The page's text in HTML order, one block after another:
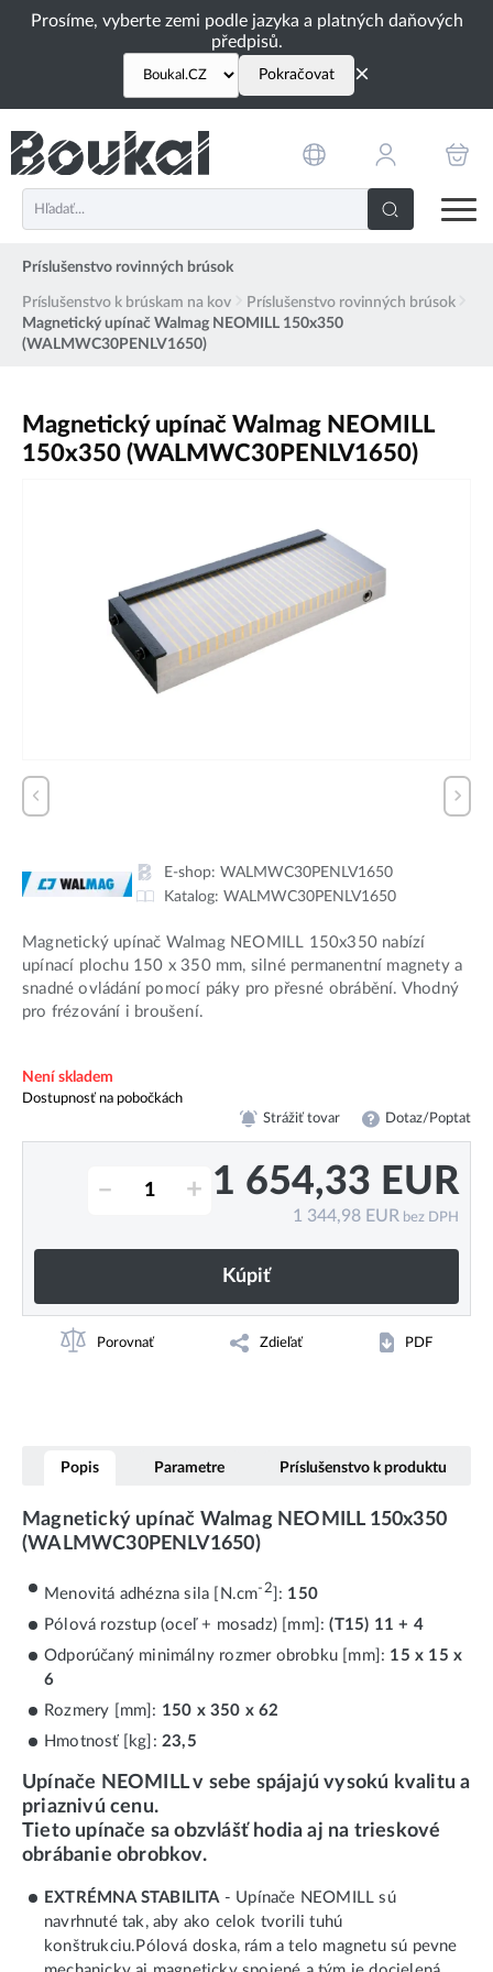
Prosíme, vyberte zemi podle jazyka a platných daňových
předpisů.
Pokračovat ×
Príslušenstvo rovinných brúsok
Príslušenstvo k brúskam na kov
Príslušenstvo rovinných brúsok
Magnetický upínač Walmag NEOMILL 150x350
(WALMWC30PENLV1650)
Magnetický upínač Walmag NEOMILL
150x350 (WALMWC30PENLV1650)
E-shop: WALMWC30PENLV1650
Katalog: WALMWC30PENLV1650
Magnetický upínač Walmag NEOMILL 150x350 nabízí
upínací plochu 150 x 350 mm, silné permanentní magnety a
snadné ovládání pomocí páky pro přesné obrábění. Vhodný
pro frézování i broušení.
Není skladem
Dostupnosť na pobočkách
Strážiť tovar Dotaz/Poptat
– + 1 654,33 EUR
1 344,98 EUR bez DPH
Kúpiť
Porovnať Zdieľať PDF
Popis Parametre Príslušenstvo k produktu
Magnetický upínač Walmag NEOMILL 150x350
(WALMWC30PENLV1650)
Menovitá adhézna sila [N.cm-2 ]: 150
Pólová rozstup (oceľ + mosadz) [mm]:(T15) 11 + 4
Odporúčaný minimálny rozmer obrobku [mm]: 15 x 15 x
6
Rozmery [mm]: 150 x 350 x 62
Hmotnosť [kg]: 23,5
Upínače NEOMILL v sebe spájajú vysokú kvalitu a
priaznivú cenu.
Tieto upínače sa obzvlášť hodia aj na trieskové
obrábanie obrobkov.
EXTRÉMNA STABILITA- Upínače NEOMILL sú
navrhnuté tak, aby ako celok tvorili tuhú
konštrukciu.Pólová doska, rám a telo magnetu sú pevne